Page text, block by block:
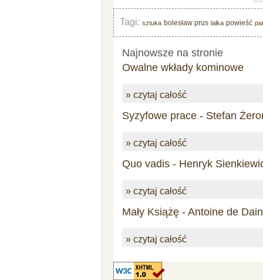
Tagi: sztuka bolesław prus lalka powieść
Najnowsze na stronie
Owalne wkłady kominowe
» czytaj całość
Syzyfowe prace - Stefan
» czytaj całość
Quo vadis - Henryk
» czytaj całość
Mały Książę - Antoine de
» czytaj całość